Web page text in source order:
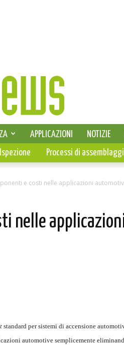
DI ELETTRONICA
APPLICAZIONI NOTIZIE
Processi di
e costi nelle applicazioni
nelle
standard per sistemi di accensione
automotive semplicemente